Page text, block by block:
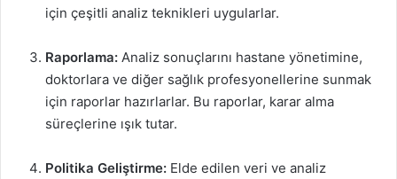
için çeşitli analiz teknikleri uygularlar.
Raporlama: Analiz sonuçlarını hastane yönetimine,
doktorlara ve diğer sağlık profesyonellerine sunmak
için raporlar hazırlarlar. Bu raporlar, karar alma
süreçlerine ışık tutar.
Politika Geliştirme: Elde edilen veri ve analiz